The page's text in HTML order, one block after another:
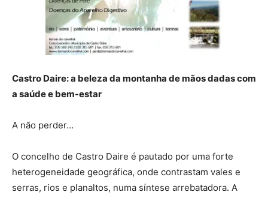
Castro Daire: a beleza da montanha de mãos dadas com
a saúde e bem-estar
A não perder…
O concelho de Castro Daire é pautado por uma forte
heterogeneidade geográfica, onde contrastam vales e
serras, rios e planaltos, numa síntese arrebatadora. A